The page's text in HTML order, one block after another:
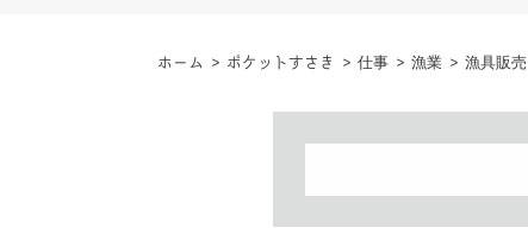
ホーム > ポケットすさき > 仕事 > 漁業 > 漁具販売